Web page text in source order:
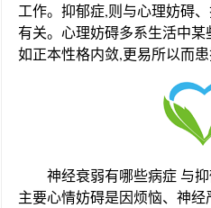
工作。抑郁症,则与心理妨碍
有关。心理妨碍多系生活中
如正本性格内敛,更易所以而患
神经衰弱有哪些病症 与抑
主要心情妨碍是因烦恼、神